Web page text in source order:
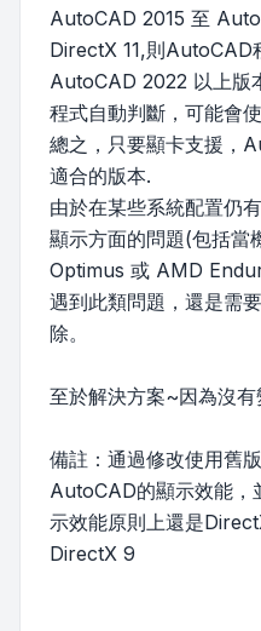
AutoCAD 2015 至
DirectX 11,則AutoCAD
AutoCAD 2022 以上版
程式自動判斷，可能會
總之，只要顯卡支援，
適合的版本.
由於在某些系統配置仍
顯示方面的問題(包括
Optimus 或 AMD
遇到此類問題，還是需
除。
至於解決方案~因為沒有
備註：通過修改使用舊
AutoCAD的顯示效能，
示效能原則上還是
DirectX 9